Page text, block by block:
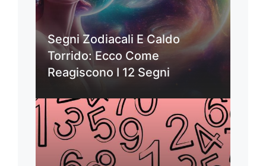
Segni Zodiacali E Caldo
Torrido: Ecco Come
Reagiscono I 12 Segni